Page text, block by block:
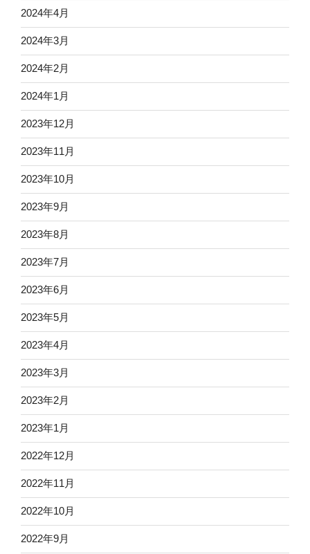
2024年4月
2024年3月
2024年2月
2024年1月
2023年12月
2023年11月
2023年10月
2023年9月
2023年8月
2023年7月
2023年6月
2023年5月
2023年4月
2023年3月
2023年2月
2023年1月
2022年12月
2022年11月
2022年10月
2022年9月